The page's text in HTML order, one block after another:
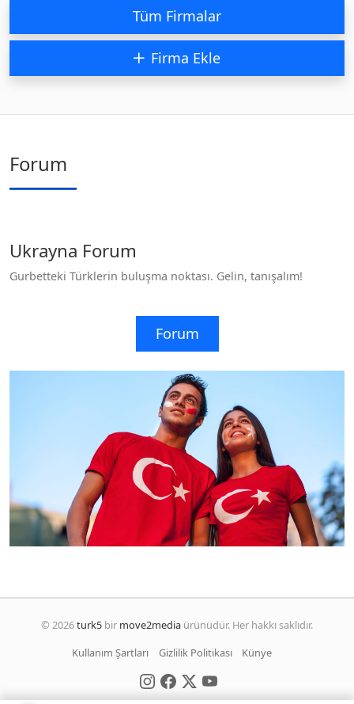
Tüm Firmalar
Firma Ekle
Forum
Ukrayna Forum
Gurbetteki Türklerin buluşma noktası. Gelin, tanışalım!
Forum
© 2026turk5 bir move2media ürünüdür. Her hakkı saklıdır.
Kullanım Şartları
Gizlilik Politikası Künye